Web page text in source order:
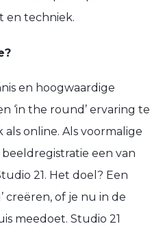
en techniek.
en hoogwaardige
‘in the round’ ervaring te
als online. Als voormalige
een van
21. Het doel? Een
creëren, of je nu in de
meedoet. Studio 21